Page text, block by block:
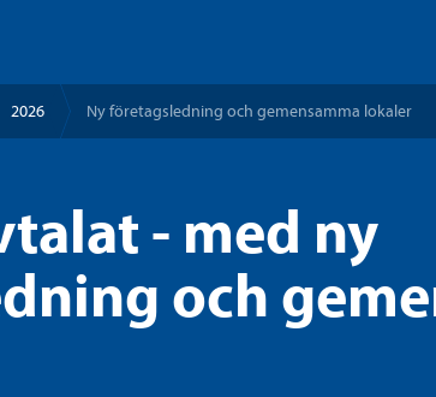
2026 Ny företags­ledning och gemensamma lokaler
- med ny
och